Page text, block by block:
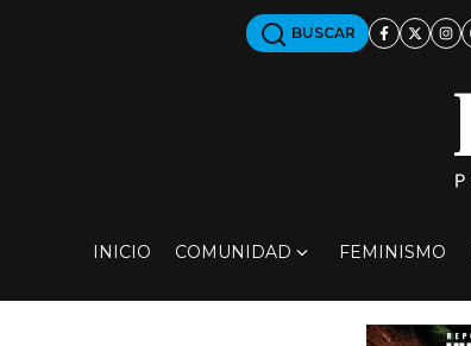
BUSCAR
INICIO COMUNIDAD FEMINISMO